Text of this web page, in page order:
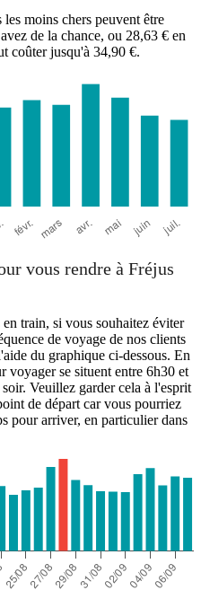
moins chers peuvent être
de la chance, ou 28,63 € en
coûter jusqu'à 34,90 €.
vous rendre à Fréjus
train, si vous souhaitez éviter
de voyage de nos clients
du graphique ci-dessous. En
voyager se situent entre 6h30 et
Veuillez garder cela à l'esprit
de départ car vous pourriez
pour arriver, en particulier dans